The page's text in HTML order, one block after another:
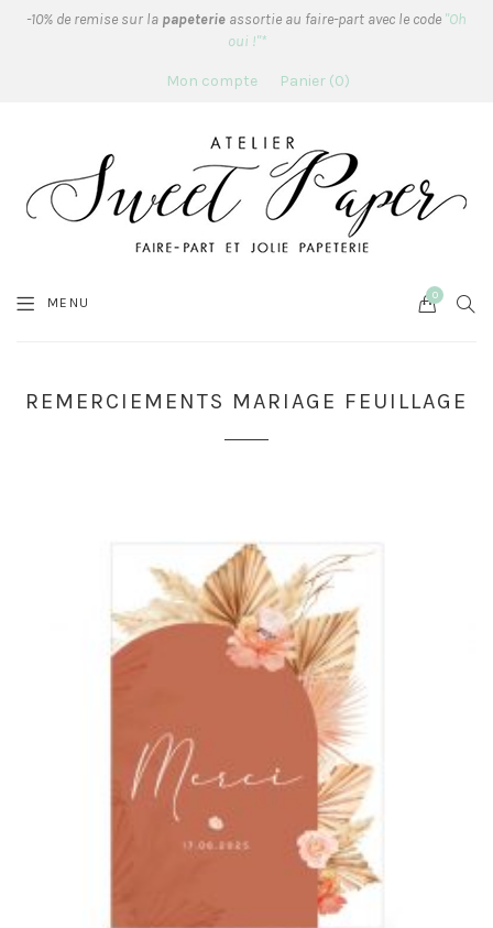
-10% de remise sur la papeterie assortie au faire-part avec le code "Oh
oui !"*
Mon compte Panier 0
MENU Cart
0
REMERCIEMENTS MARIAGE FEUILLAGE